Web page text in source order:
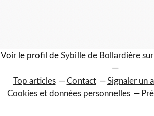
Voir le profil de Sybille de Bollardière
Top articles Contact Signaler un
Cookies et données personnelles